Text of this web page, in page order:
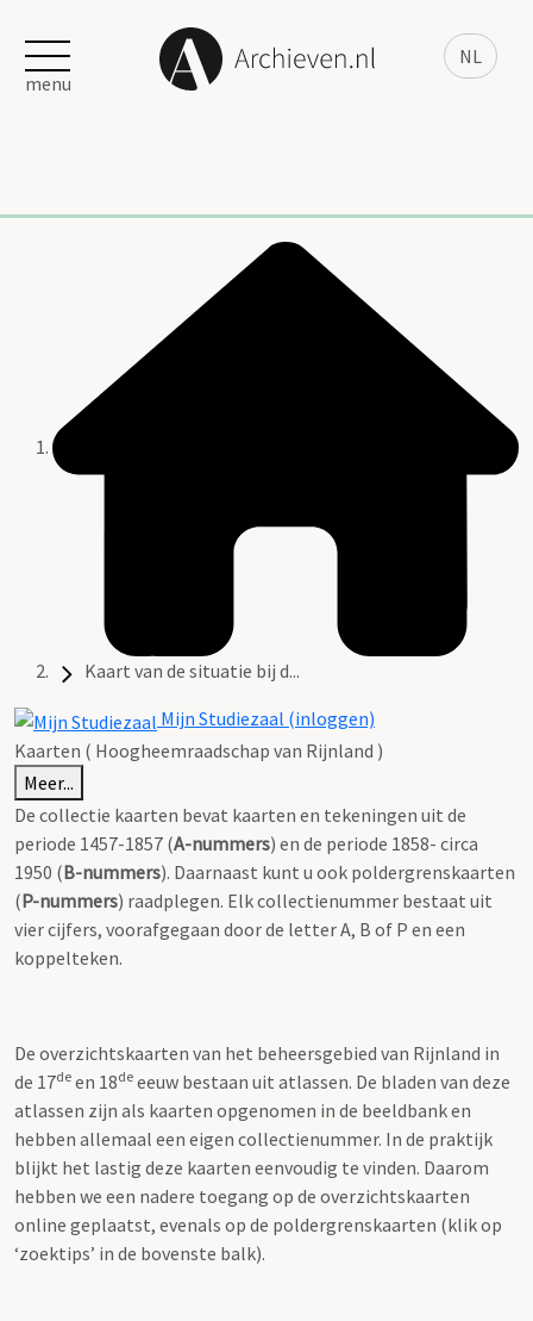
NL
menu
Kaart van de situatie bij d...
Mijn Studiezaal (inloggen)
Kaarten ( Hoogheemraadschap van Rijnland )
Meer...
De collectie kaarten bevat kaarten en tekeningen uit de
periode 1457-1857 (A-nummers) en de periode 1858- circa
1950 (B-nummers). Daarnaast kunt u ook poldergrenskaarten
(P-nummers) raadplegen. Elk collectienummer bestaat uit
vier cijfers, voorafgegaan door de letter A, B of P en een
koppelteken.
De overzichtskaarten van het beheersgebied van Rijnland in
de 17de en 18de eeuw bestaan uit atlassen. De bladen van deze
atlassen zijn als kaarten opgenomen in de beeldbank en
hebben allemaal een eigen collectienummer. In de praktijk
blijkt het lastig deze kaarten eenvoudig te vinden. Daarom
hebben we een nadere toegang op de overzichtskaarten
online geplaatst, evenals op de poldergrenskaarten (klik op
‘zoektips’ in de bovenste balk).